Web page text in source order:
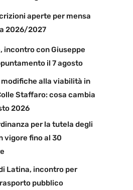
aperte per mensa
2026/2027
incontro con Giuseppe
il 7 agosto
alla viabilità in
Staffaro: cosa cambia
2026
per la tutela degli
vigore fino al 30
Latina, incontro per
pubblico